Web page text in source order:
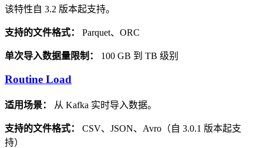
该特性自 3.2 版本起支持。
支持的文件格式： Parquet、ORC
单次导入数据量限制： 100 GB 到 TB 级别
Routine Load
适用场景： 从 Kafka 实时导入数据。
支持的文件格式：
CSV、JSON、Avro（自 3.0.1 版本起支
持）